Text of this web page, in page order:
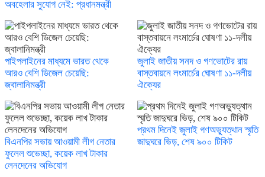
অবহেলার সুযোগ নেই: প্রধানমন্ত্রী
পাইপলাইনের মাধ্যমে ভারত থেকে
আরও বেশি ডিজেল চেয়েছি:
জ্বালানিমন্ত্রী
জুলাই জাতীয় সনদ ও গণভোটের রায়
বাস্তবায়নে লংমার্চের ঘোষণা ১১-দলীয়
ঐক্যের
বিএনপির সভায় আওয়ামী লীগ নেতার
ফুলেল শুভেচ্ছা, কয়েক লাখ টাকার
লেনদেনের অভিযোগ
প্রথম দিনেই জুলাই গণঅভ্যুত্থান স্মৃতি
জাদুঘরে ভিড়, শেষ ৯০০ টিকিট